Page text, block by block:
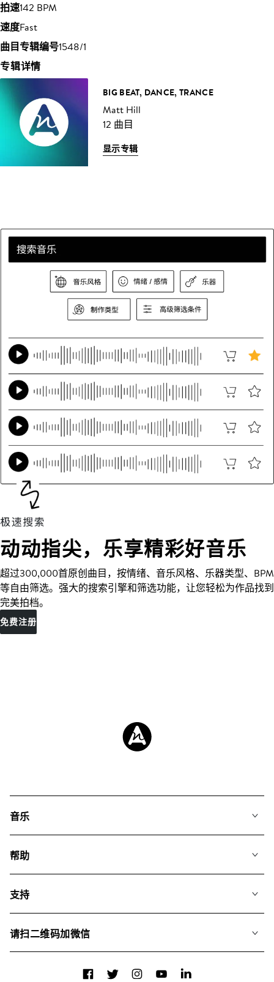
拍速142 BPM
速度Fast
曲目专辑编号1548/1
专辑详情
BIG BEAT, DANCE, TRANCE
Matt Hill
12 曲目
显示专辑
动动指尖，乐享精彩好音乐
超过300,000首原创曲目，按情绪、音乐风格、乐器类型、BPM
等自由筛选。强大的搜索引擎和筛选功能，让您轻松为作品找到
完美拍档。
免费注册
音乐
搜索
专辑
帮助
我们如何运用AI
支持
关于我们
请扫二维码加微信
FacebookTwitterInstagramYouTubeLinkedIn